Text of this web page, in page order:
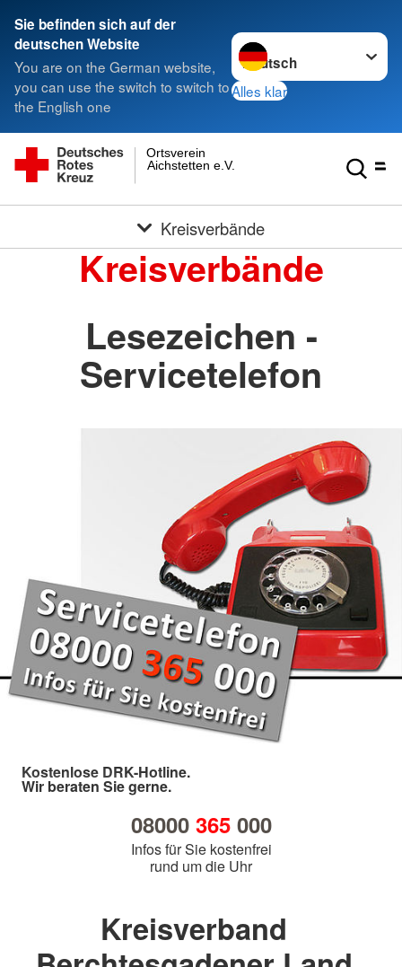
Sie befinden sich auf der
deutschen Website
You are on the German website,
you can use the switch to switch to
the English one
Sprache wechseln zu
Alles klar
Aichstetten e.V.
Ortsverein
Kreisverbände
Kreisverbände
Lesezeichen -
Servicetelefon
Kostenlose DRK-Hotline.
Wir beraten Sie gerne.
08000 365000
Infos für Sie kostenfrei
rund um die Uhr
Kreisverband